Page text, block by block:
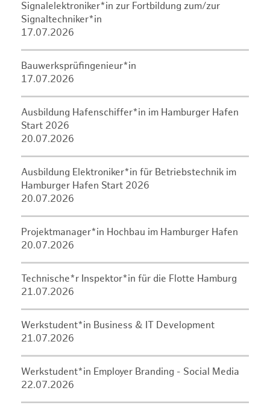
Signalelektroniker*in zur Fortbildung zum/zur
Signaltechniker*in
17.07.2026
Bauwerksprüfingenieur*in
17.07.2026
Ausbildung Hafenschiffer*in im Hamburger Hafen
Start 2026
20.07.2026
Ausbildung Elektroniker*in für Betriebstechnik im
Hamburger Hafen Start 2026
20.07.2026
Projektmanager*in Hochbau im Hamburger Hafen
20.07.2026
Technische*r Inspektor*in für die Flotte Hamburg
21.07.2026
Werkstudent*in Business & IT Development
21.07.2026
Werkstudent*in Employer Branding - Social Media
22.07.2026